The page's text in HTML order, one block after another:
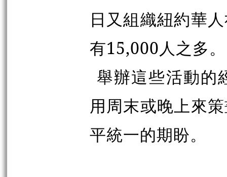
日又組織紐約華
有15,000人之多。
舉辦這些活動的
用周末或晚上來
平統一的期盼。